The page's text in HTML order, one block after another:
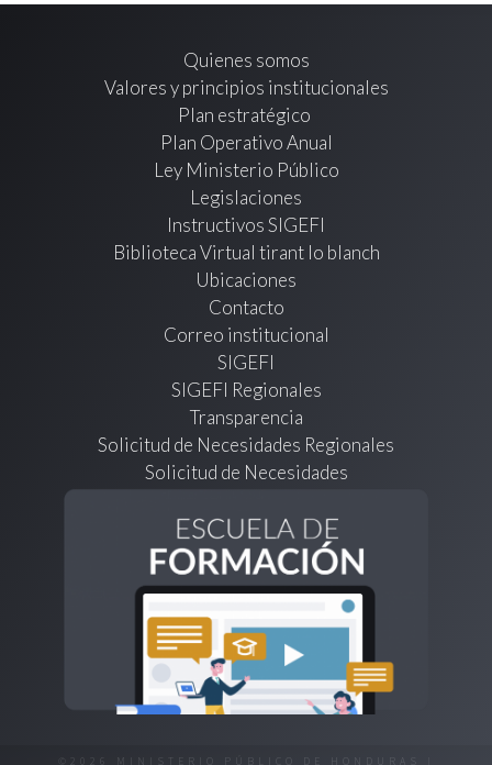
Quienes somos
Valores y principios institucionales
Plan estratégico
Plan Operativo Anual
Ley Ministerio Público
Legislaciones
Instructivos SIGEFI
Biblioteca Virtual tirant lo blanch
Ubicaciones
Contacto
Correo institucional
SIGEFI
SIGEFI Regionales
Transparencia
Solicitud de Necesidades Regionales
Solicitud de Necesidades
©2026 MINISTERIO PÚBLICO DE HONDURAS |